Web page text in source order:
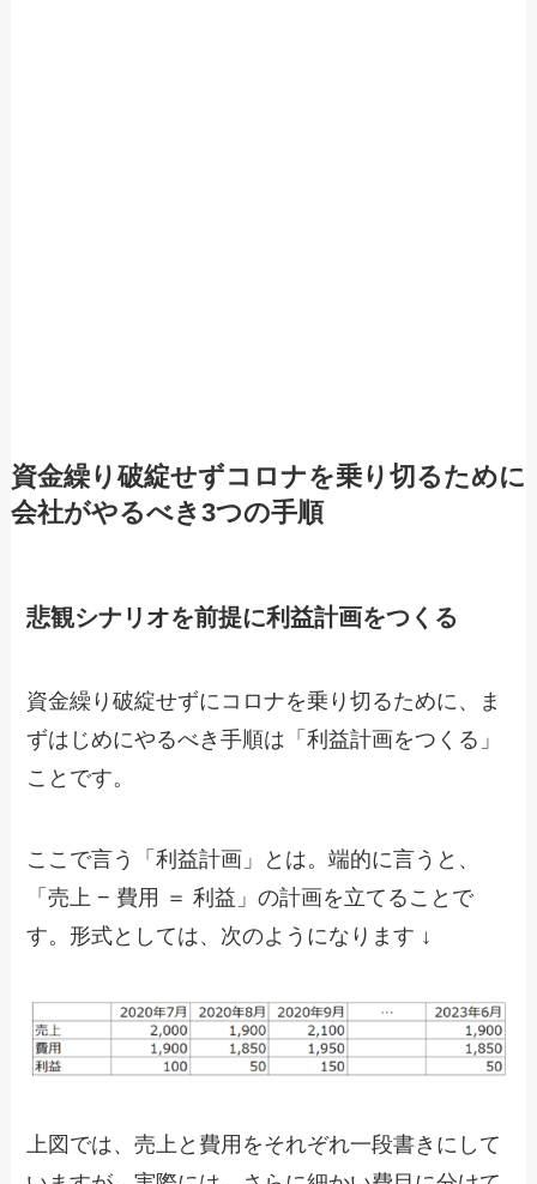
資金繰り破綻せずコロナを乗り切るために
会社がやるべき3つの手順
悲観シナリオを前提に利益計画をつくる
資金繰り破綻せずにコロナを乗り切るために、ま
ずはじめにやるべき手順は「利益計画をつくる」
ことです。
ここで言う「利益計画」とは。端的に言うと、
「売上 − 費用 ＝ 利益」の計画を立てることで
す。形式としては、次のようになります ↓
上図では、売上と費用をそれぞれ一段書きにして